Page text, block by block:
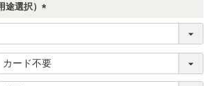
選択）
(
)